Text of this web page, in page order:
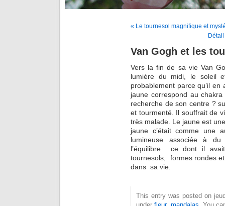
« Le tournesol magnifique et
Van Gogh et les
Vers la fin de sa vie Van
lumière du midi, le soleil
probablement parce qu’il
jaune correspond au
recherche de son centre ?
et tourmenté. Il souffrait de
très malade. Le jaune est
jaune c’était comme une
lumineuse associée à du
l’équilibre ce dont il
tournesols, formes rondes
dans sa vie.
This entry was posted on